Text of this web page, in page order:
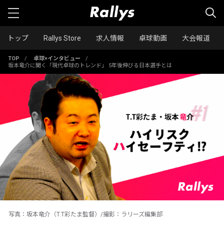
トップ Rallys Store 求人情報 卓球動画 大会報道
TOP / 卓球×インタビュー
/
坂本竜介に聞く「現代卓球のトレンド」 5年後伸びる日本選手とは
写真：坂本竜介（T.T彩たま監督）/撮影：ラリーズ編集部